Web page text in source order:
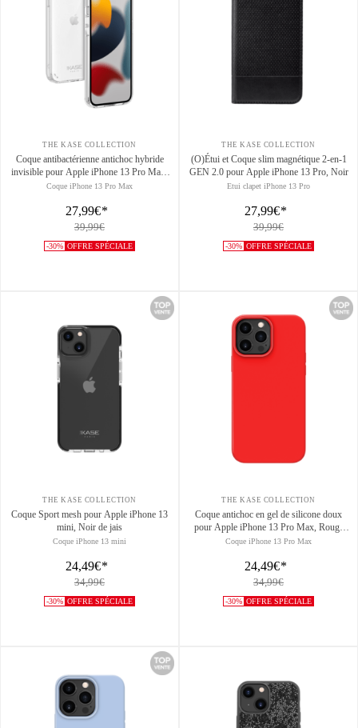
THE KASE COLLECTION
Coque antibactérienne antichoc hybride
invisible pour Apple iPhone 13 Pro Max,
Transparente
Coque iPhone 13 Pro Max
27,99€*
39,99€
-30% OFFRE SPÉCIALE
THE KASE COLLECTION
(O)Étui et Coque slim magnétique 2-en-1
GEN 2.0 pour Apple iPhone 13 Pro, Noir
Etui clapet iPhone 13 Pro
27,99€*
39,99€
-30% OFFRE SPÉCIALE
THE KASE COLLECTION
Coque Sport mesh pour Apple iPhone 13
mini, Noir de jais
Coque iPhone 13 mini
24,49€*
34,99€
-30% OFFRE SPÉCIALE
THE KASE COLLECTION
Coque antichoc en gel de silicone doux
pour Apple iPhone 13 Pro Max, Rouge
Ardent
Coque iPhone 13 Pro Max
24,49€*
34,99€
-30% OFFRE SPÉCIALE